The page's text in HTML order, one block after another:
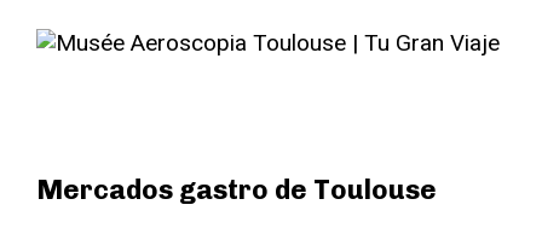
Mercados gastro de Toulouse